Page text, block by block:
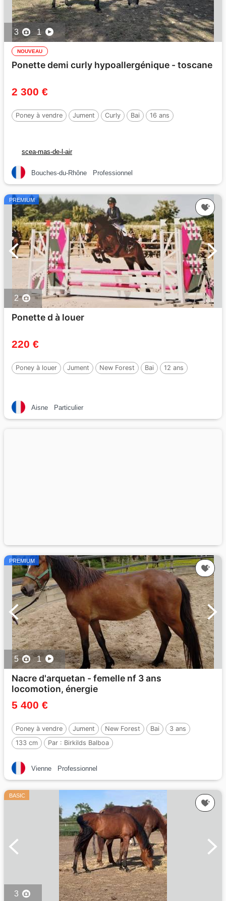
3 1
NOUVEAU
Ponette demi curly hypoallergénique - toscane
2 300 €
Poney à vendre Jument Curly Bai 16 ans
scea-mas-de-l-air
Bouches-du-Rhône Professionnel
PREMIUM
2
Ponette d à louer
220 €
Poney à louer Jument New Forest Bai 12 ans
Aisne Particulier
PREMIUM
5 1
Nacre d'arquetan - femelle nf 3 ans
locomotion, énergie
5 400 €
Poney à vendre Jument New Forest Bai
3 ans
133 cm
Par : Birkilds Balboa
Vienne Professionnel
BASIC
3